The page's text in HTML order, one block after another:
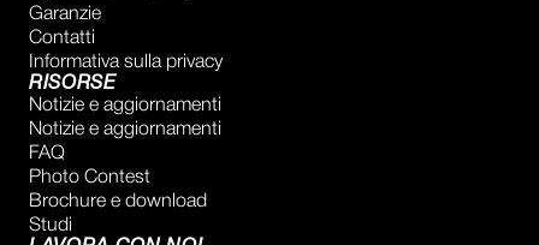
Garanzie
Contatti
Informativa sulla privacy
RISORSE
Notizie e aggiornamenti
Notizie e aggiornamenti
FAQ
Photo Contest
Brochure e download
Studi